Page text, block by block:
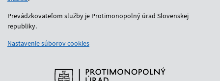
Prevádzkovateľom služby je Protimonopolný úrad Slovenskej
republiky.
Nastavenie súborov cookies